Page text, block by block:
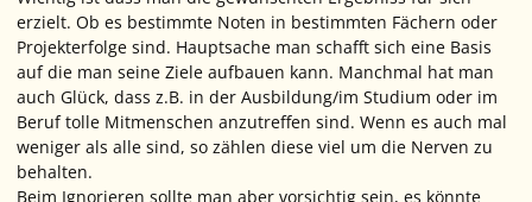
erzielt. Ob es bestimmte Noten in bestimmten Fächern oder
Projekterfolge sind. Hauptsache man schafft sich eine Basis
auf die man seine Ziele aufbauen kann. Manchmal hat man
auch Glück, dass z.B. in der Ausbildung/im Studium oder im
Beruf tolle Mitmenschen anzutreffen sind. Wenn es auch mal
weniger als alle sind, so zählen diese viel um die Nerven zu
behalten.
Beim Ignorieren sollte man aber vorsichtig sein, es könnte